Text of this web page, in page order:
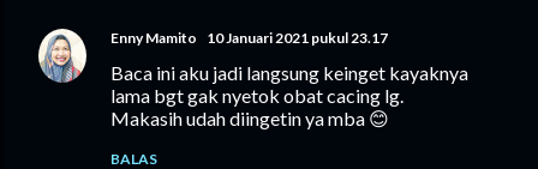
Enny Mamito 10 Januari 2021 pukul 23.17
Baca ini aku jadi langsung keinget kayaknya
lama bgt gak nyetok obat cacing lg.
Makasih udah diingetin ya mba 😊
BALAS